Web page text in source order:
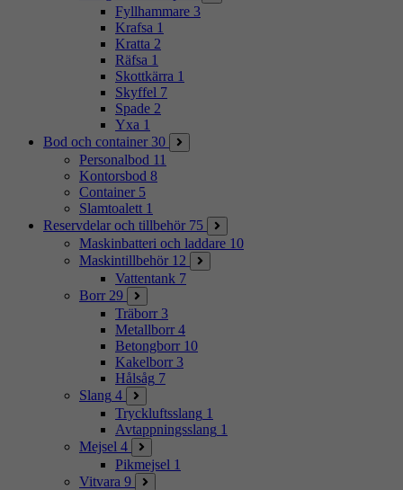
Fyllhammare 3
Krafsa 1
Kratta 2
Räfsa 1
Skottkärra 1
Skyffel 7
Spade 2
Yxa 1
Bod och container 30
Personalbod 11
Kontorsbod 8
Container 5
Slamtoalett 1
Reservdelar och tillbehör 75
Maskinbatteri och laddare 10
Maskintillbehör 12
Vattentank 7
Borr 29
Träborr 3
Metallborr 4
Betongborr 10
Kakelborr 3
Hålsåg 7
Slang 4
Tryckluftsslang 1
Avtappningsslang 1
Mejsel 4
Pikmejsel 1
Vitvara 9